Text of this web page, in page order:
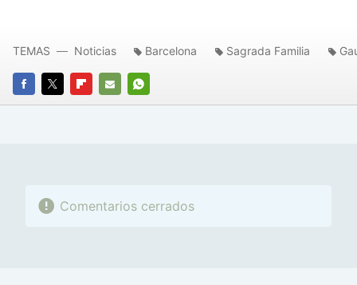
FACEBOOK
TWITTERFLIPBOARD
E-
WHATSAPP
TEMAS Noticias Barcelona Sagrada Familia
Comentarios cerrados